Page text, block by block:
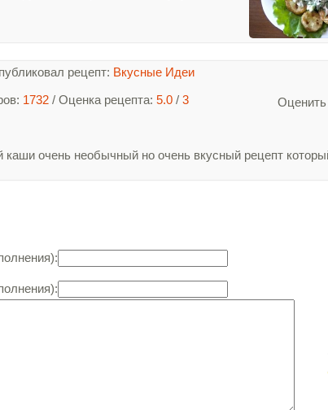
рецепт: Вкусные Идеи
1732 / Оценка рецепта: 5.0 / 3
Оценить
каши очень необычный но очень вкусный рецепт